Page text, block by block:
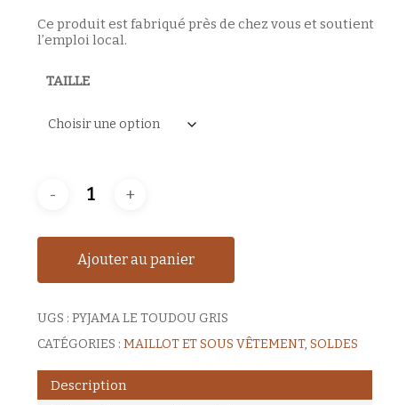
Ce produit estfabriqué près de chez vous et soutient
l’emploi local.
TAILLE
Ajouter au panier
UGS : PYJAMA LE TOUDOU GRIS
CATÉGORIES : MAILLOT ET SOUS VÊTEMENT, SOLDES
Description